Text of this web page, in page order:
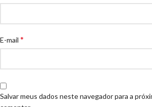
E-mail *
Salvar meus dados neste navegador para a